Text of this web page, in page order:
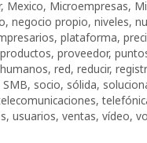
, Mexico, Microempresas,
, negocio propio, niveles,
, plataforma,
productos, proveedor,
, red, reducir,
SMB, socio, sólida,
,
, usuarios, ventas, vídeo,